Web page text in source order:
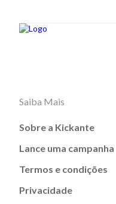
Saiba Mais
Sobre a Kickante
Lance uma campanha
Termos e condições
Privacidade